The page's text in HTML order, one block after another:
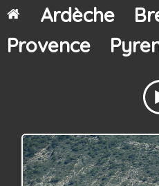
Ardèche
Provence